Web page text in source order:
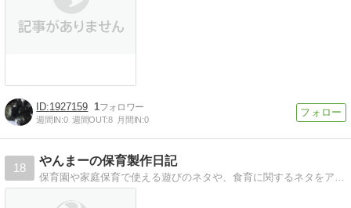
1927159 1
週間IN:0 週間OUT:8 月間IN:0
18
やんまーの保育製作日記
保育園や家庭保育で使える遊びのネタや、食育に関するネタをアップしています。現在妊娠中。妊娠の記録や今後は子育て体験についても載せています。